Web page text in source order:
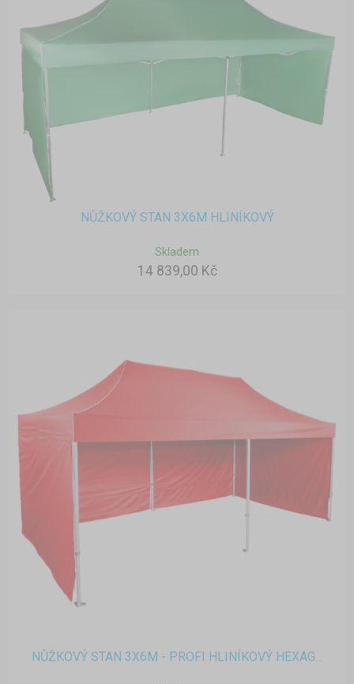
NŮŽKOVÝ STAN 3X6M HLINÍKOVÝ
Skladem
14 839,00 Kč
NŮŽKOVÝ STAN 3X6M - PROFI HLINÍKOVÝ HEXAG...